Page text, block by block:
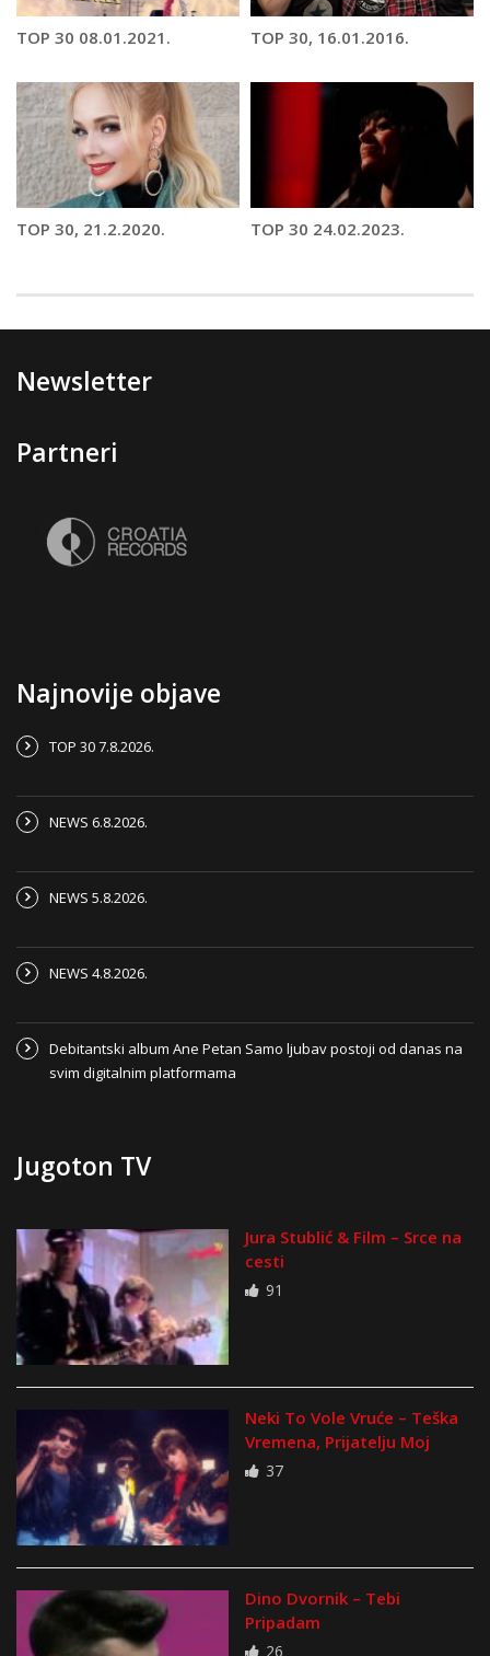
TOP 30 08.01.2021. TOP 30, 16.01.2016.
TOP 30, 21.2.2020. TOP 30 24.02.2023.
Newsletter
Partneri
Najnovije objave
TOP 30 7.8.2026.
NEWS 6.8.2026.
NEWS 5.8.2026.
NEWS 4.8.2026.
Debitantski album Ane Petan Samo ljubav postoji od danas na
svim digitalnim platformama
Jugoton TV
Jura Stublić & Film – Srce na
cesti
91
Neki To Vole Vruće – Teška
Vremena, Prijatelju Moj
37
Dino Dvornik – Tebi
Pripadam
26